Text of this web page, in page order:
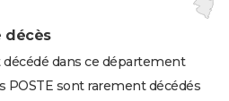
décès
décédé dans ce département
POSTE sont rarement décédés